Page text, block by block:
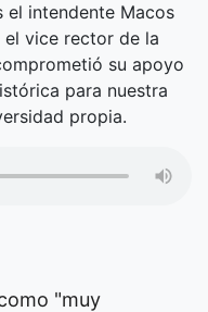
el intendente Macos
el vice rector de la
su apoyo
para nuestra
propia.
"muy